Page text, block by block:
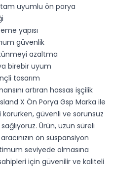
uyumlu ön porya
yapısı
güvenlik
azaltma
birebir uyum
tasarım
artıran hassas işçilik
X Ön Porya Gsp Marka ile
korurken, güvenli ve sorunsuz
Ürün, uzun süreli
ön süspansiyon
seviyede olmasına
için güvenilir ve kaliteli